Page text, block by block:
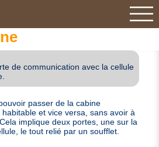
de communication avec la cellule
passer de la cabine
et vice versa, sans avoir à
implique deux portes, une sur la
le tout relié par un soufflet.